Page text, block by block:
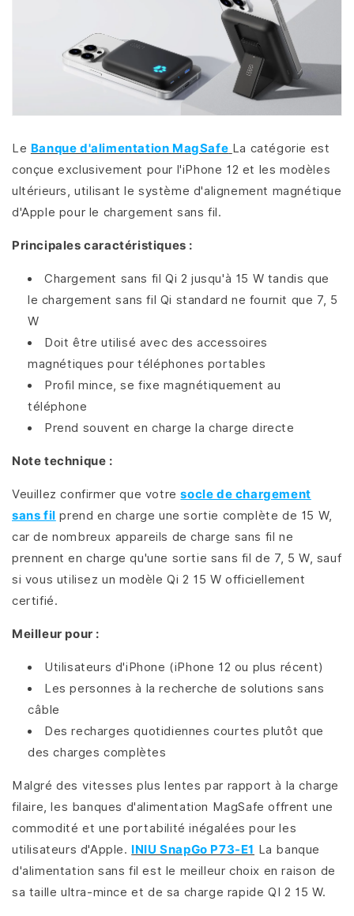
Le Banque d'alimentation MagSafe La catégorie est
conçue exclusivement pour l'iPhone 12 et les modèles
ultérieurs, utilisant le système d'alignement magnétique
d'Apple pour le chargement sans fil.
Principales caractéristiques :
Chargement sans fil Qi 2 jusqu'à 15 W tandis que
le chargement sans fil Qi standard ne fournit que 7, 5
W
Doit être utilisé avec des accessoires
magnétiques pour téléphones portables
Profil mince, se fixe magnétiquement au
téléphone
Prend souvent en charge la charge directe
Note technique :
Veuillez confirmer que votresocle de chargement
sans fil prend en charge une sortie complète de 15 W,
car de nombreux appareils de charge sans fil ne
prennent en charge qu'une sortie sans fil de 7, 5 W, sauf
si vous utilisez un modèle Qi 2 15 W officiellement
certifié.
Meilleur pour :
Utilisateurs d'iPhone (iPhone 12 ou plus récent)
Les personnes à la recherche de solutions sans
câble
Des recharges quotidiennes courtes plutôt que
des charges complètes
Malgré des vitesses plus lentes par rapport à la charge
filaire, les banques d'alimentation MagSafe offrent une
commodité et une portabilité inégalées pour les
utilisateurs d'Apple. INIU SnapGo P73-E1 La banque
d'alimentation sans fil est le meilleur choix en raison de
sa taille ultra-mince et de sa charge rapide QI 2 15 W.